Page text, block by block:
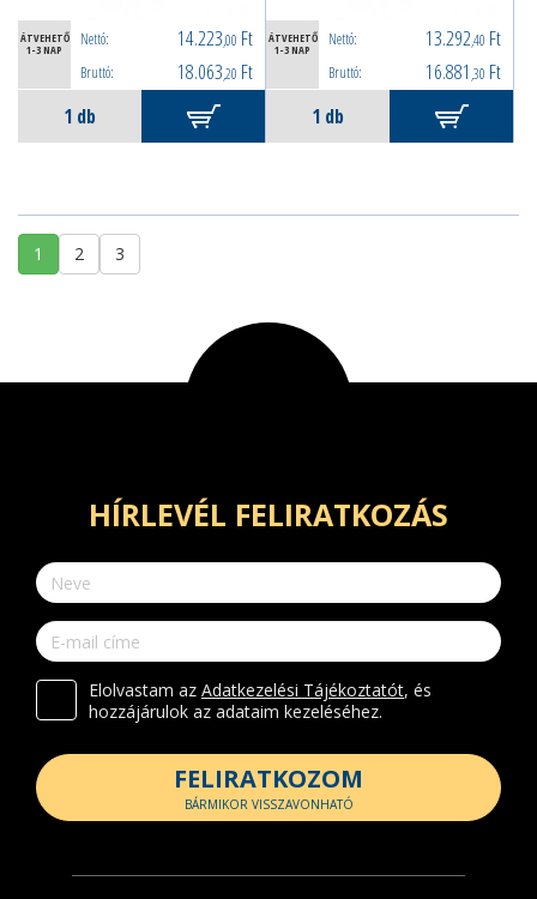
ÁTVEHETŐ
1-3 NAP
Nettó: 14.223,00 Ft
Bruttó: 18.063,20 Ft
ÁTVEHETŐ
1-3 NAP
Nettó: 13.292,40 Ft
Bruttó: 16.881 ,30 Ft
1 2 3
HÍRLEVÉL FELIRATKOZÁS
Elolvastam az Adatkezelési Tájékoztatót, és
hozzájárulok az adataim kezeléséhez.
FELIRATKOZOM
BÁRMIKOR VISSZAVONHATÓ